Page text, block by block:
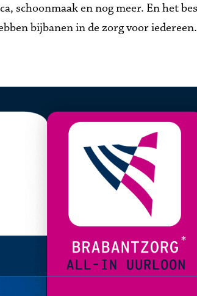
schoonmaak en nog meer. En het
bijbanen in de zorg voor iedereen.